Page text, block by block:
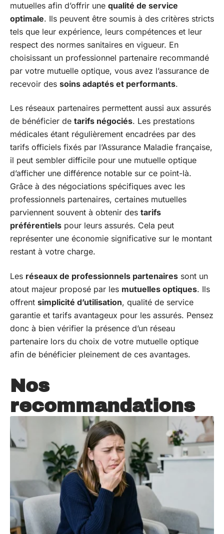
mutuelles afin d’offrir une qualité de service
optimale. Ils peuvent être soumis à des critères stricts
tels que leur expérience, leurs compétences et leur
respect des normes sanitaires en vigueur. En
choisissant un professionnel partenaire recommandé
par votre mutuelle optique, vous avez l’assurance de
recevoir des soins adaptés et performants.
Les réseaux partenaires permettent aussi aux assurés
de bénéficier de tarifs négociés. Les prestations
médicales étant régulièrement encadrées par des
tarifs officiels fixés par l’Assurance Maladie française,
il peut sembler difficile pour une mutuelle optique
d’afficher une différence notable sur ce point-là.
Grâce à des négociations spécifiques avec les
professionnels partenaires, certaines mutuelles
parviennent souvent à obtenir des tarifs
préférentiels pour leurs assurés. Cela peut
représenter une économie significative sur le montant
restant à votre charge.
Les réseaux de professionnels partenaires sont un
atout majeur proposé par les mutuelles optiques. Ils
offrent simplicité d’utilisation, qualité de service
garantie et tarifs avantageux pour les assurés. Pensez
donc à bien vérifier la présence d’un réseau
partenaire lors du choix de votre mutuelle optique
afin de bénéficier pleinement de ces avantages.
Nos
recommandations